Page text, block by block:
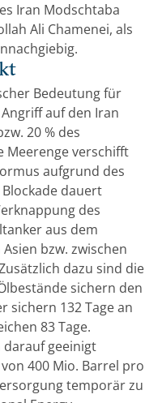
Iran Modschtaba
Ali Chamenei, als
Bedeutung für
auf den Iran
20 % des
Meerenge verschifft
aufgrund des
dauert
des
aus dem
bzw. zwischen
dazu sind die
sichern den
sichern 132 Tage an
83 Tage.
darauf geeinigt
400 Mio. Barrel pro
temporär zu